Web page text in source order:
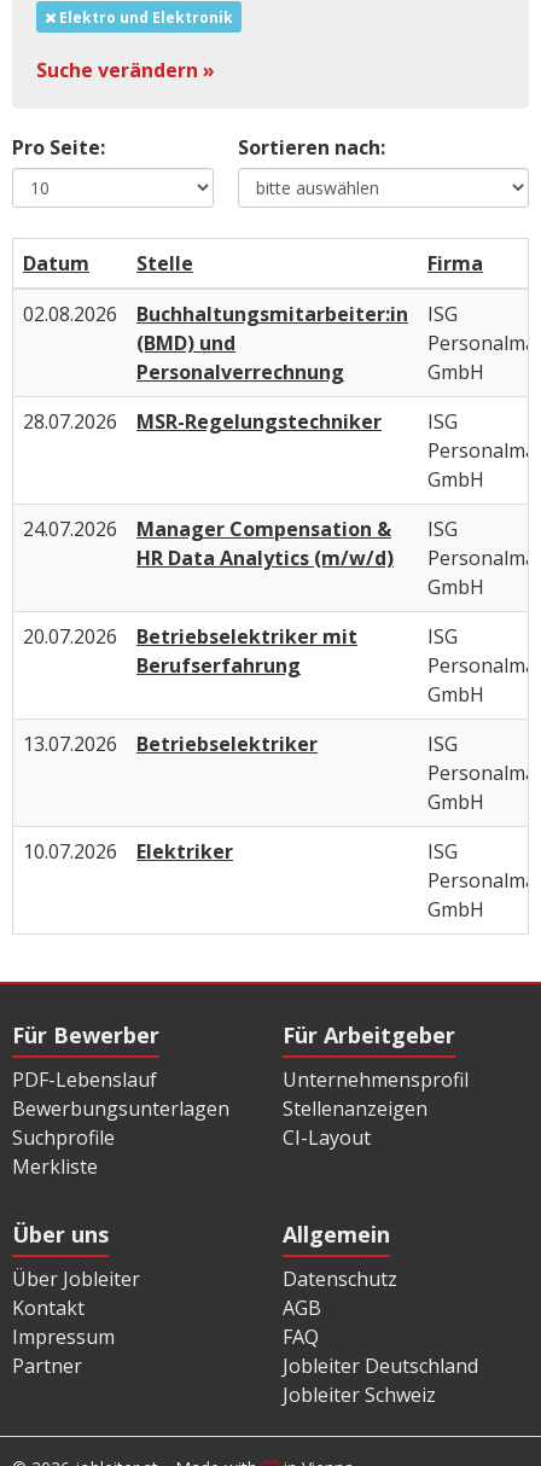
Elektro und Elektronik
Suche verändern »
Pro Seite: Sortieren nach:
Datum Stelle
Firma
02.08.2026
Buchhaltungsmitarbeiter:in
(BMD) und
Personalverrechnung
ISG
GmbH
28.07.2026
MSR-Regelungstechniker
ISG
GmbH
24.07.2026
Manager Compensation &
HR Data Analytics (m/w/d)
ISG
GmbH
20.07.2026
Betriebselektriker mit
Berufserfahrung
ISG
GmbH
13.07.2026
Betriebselektriker
ISG
GmbH
10.07.2026
Elektriker
ISG
GmbH
Für Bewerber
PDF-Lebenslauf
Bewerbungsunterlagen
Suchprofile
Merkliste
Für Arbeitgeber
Unternehmensprofil
Stellenanzeigen
CI-Layout
Über uns
Über Jobleiter
Kontakt
Impressum
Partner
Allgemein
Datenschutz
AGB
FAQ
Jobleiter Deutschland
Jobleiter Schweiz